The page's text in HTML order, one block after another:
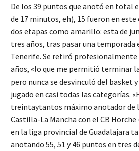
De los 39 puntos que anotó en total
de 17 minutos, eh), 15 fueron en
dos etapas como amarillo: esta de
tres años, tras pasar una temporada
Tenerife. Se retiró
años, «lo que me permitió terminar
pero nunca se desvinculó del basket
jugado en casi todas las categorías.
treintaytantos máximo anotador de
Castilla-La Mancha con el CB
en la liga provincial de Guadalajara
anotando 55, 51 y 46 puntos en tres